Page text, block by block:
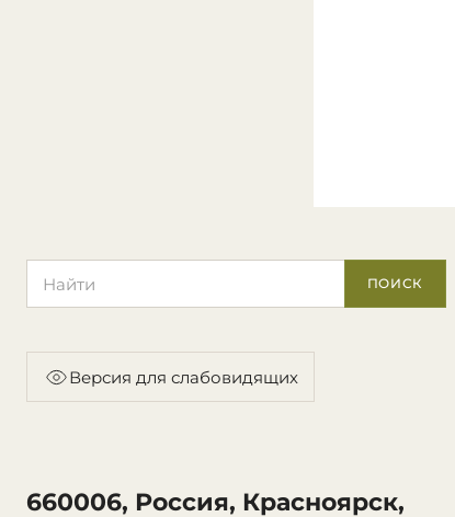
ПОИСК
Версия для слабовидящих
660006, Россия, Красноярск,